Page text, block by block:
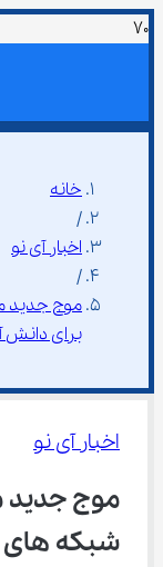
خانه
/
اخبار آی نو
/
برای دانش‌ آموزان: حفاظت از سلامت روان و امنیت ملی
اخبار آی نو
موج جدید